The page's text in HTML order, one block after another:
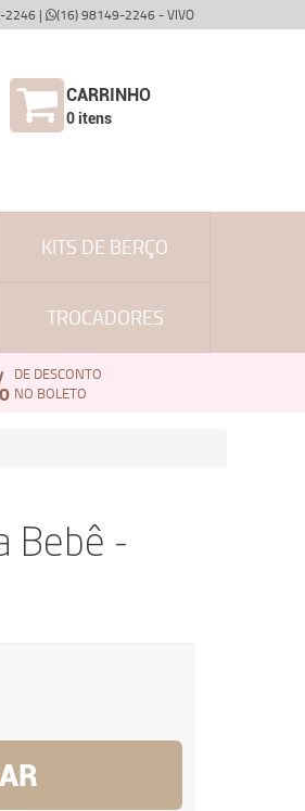
2246 | (16) 98149-2246 - VIVO
CARRINHO
0itens
KITS DE BERÇO
TROCADORES
DE DESCONTO
NO BOLETO
Bebê -